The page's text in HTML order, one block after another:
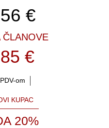
€
ČLANOVE
€
om
KUPAC
20%